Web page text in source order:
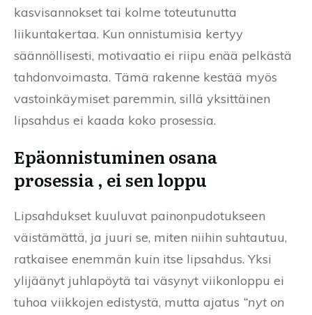
kasvisannokset tai kolme toteutunutta
liikuntakertaa. Kun onnistumisia kertyy
säännöllisesti, motivaatio ei riipu enää pelkästä
tahdonvoimasta. Tämä rakenne kestää myös
vastoinkäymiset paremmin, sillä yksittäinen
lipsahdus ei kaada koko prosessia.
Epäonnistuminen osana
prosessia , ei sen loppu
Lipsahdukset kuuluvat painonpudotukseen
väistämättä, ja juuri se, miten niihin suhtautuu,
ratkaisee enemmän kuin itse lipsahdus. Yksi
ylijäänyt juhlapöytä tai väsynyt viikonloppu ei
tuhoa viikkojen edistystä, mutta ajatus “nyt on